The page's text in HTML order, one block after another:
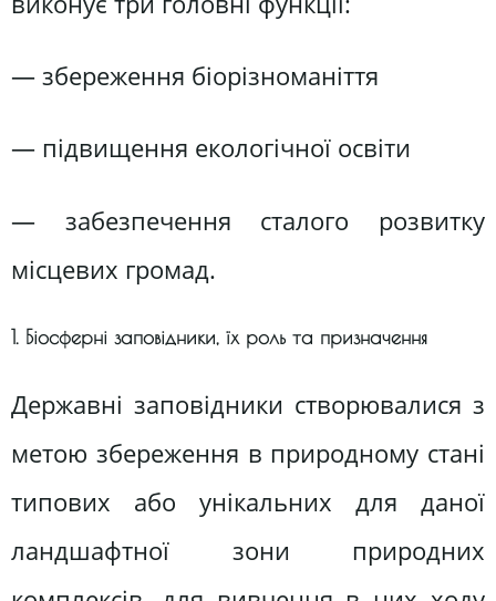
— збереження біорізноманіття
— підвищення екологічної освіти
— забезпечення сталого розвитку
місцевих громад.
1. Біосферні заповідники, їх роль та призначення
Державні заповідники створювалися з
метою збереження в природному стані
типових або унікальних для даної
ландшафтної зони природних